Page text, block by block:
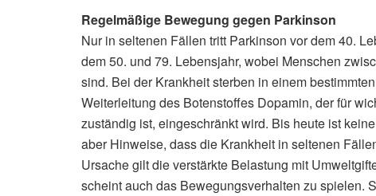
Regelmäßige Bewegung gegen Parkinson
Nur in seltenen Fällen tritt Parkinson vor dem 40.
dem 50. und 79. Lebensjahr, wobei Menschen
sind. Bei der Krankheit sterben in einem
Weiterleitung des Botenstoffes Dopamin, der für
zuständig ist, eingeschränkt wird. Bis heute ist
aber Hinweise, dass die Krankheit in seltenen
Ursache gilt die verstärkte Belastung mit
scheint auch das Bewegungsverhalten zu spielen.